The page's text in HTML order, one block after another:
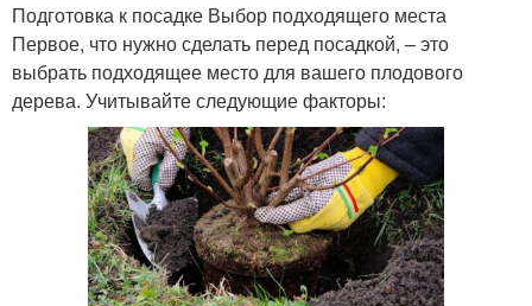
Подготовка к посадке Выбор подходящего места
Первое, что нужно сделать перед посадкой, – это
выбрать подходящее место для вашего плодового
дерева. Учитывайте следующие факторы: